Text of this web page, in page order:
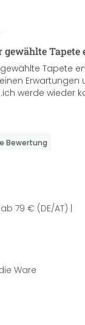
gewählte
Tapete
Erwartungen
werde wieder
Bewertung
79 € (DE/AT) |
Ware